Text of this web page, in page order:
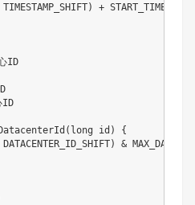
+
ID
ID
id) {
&